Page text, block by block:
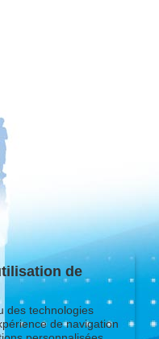
de
des technologies
de navigation